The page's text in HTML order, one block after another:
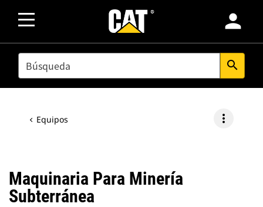
person
SEARCH search
Equipos more_vert
Maquinaria Para Minería
Subterránea